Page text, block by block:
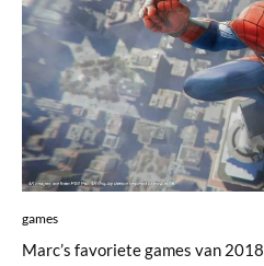
games
Marc’s favoriete games van 2018